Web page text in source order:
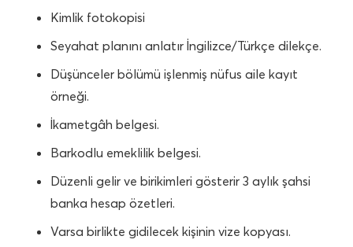
Kimlik fotokopisi
Seyahat planını anlatır İngilizce/Türkçe dilekçe.
Düşünceler bölümü işlenmiş nüfus aile kayıt
örneği.
İkametgâh belgesi.
Barkodlu emeklilik belgesi.
Düzenli gelir ve birikimleri gösterir 3 aylık şahsi
banka hesap özetleri.
Varsa birlikte gidilecek kişinin vize kopyası.